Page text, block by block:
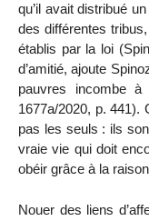
qu’il avait distribué
des différentes
établis par la loi
d’amitié, ajoute
pauvres incombe à
1677a/2020, p. 441).
pas les seuls : ils
vraie vie qui doit
obéir grâce à la
Nouer des liens